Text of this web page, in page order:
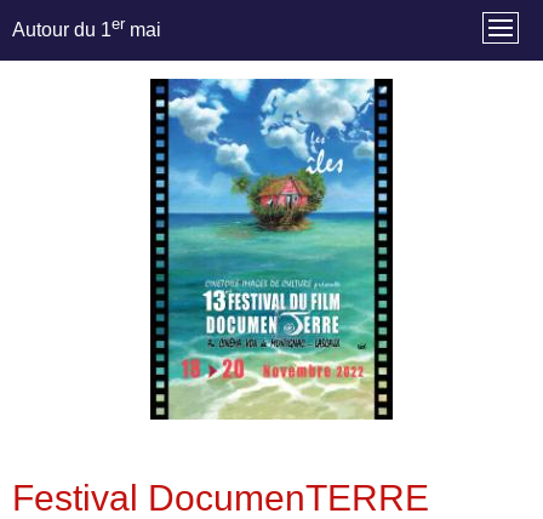
Autour du 1er mai
Festival DocumenTERRE